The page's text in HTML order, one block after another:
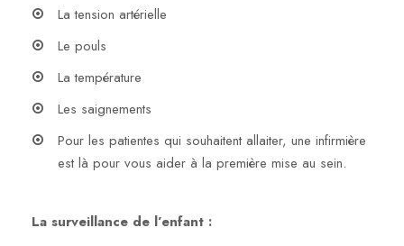
La tension artérielle
Le pouls
La température
Les saignements
Pour les patientes qui souhaitent allaiter, une infirmière
est là pour vous aider à la première mise au sein.
La surveillance de l’enfant :